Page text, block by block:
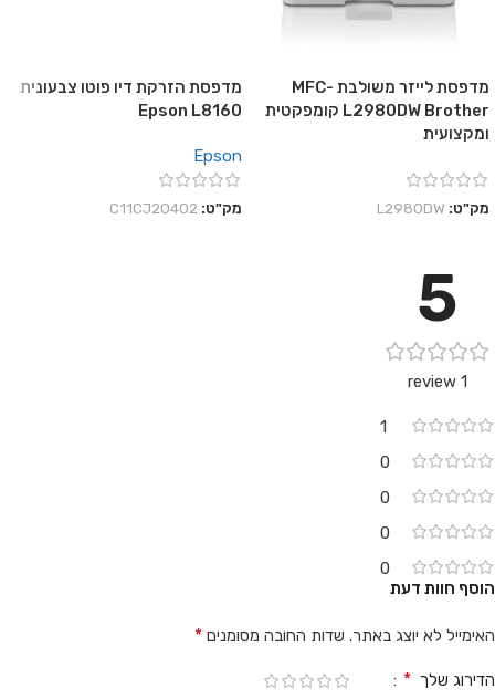
מדפסת לייזר משולבת MFC-
L2980DW Brother קומפקטית
ומקצועית
מק"ט: L2980DW
מדפסת הזרקת דיו פוטו צבעונית
Epson L8160
Epson
מק"ט: C11CJ20402
5
1 review
1
0
0
0
0
הוסף חוות דעת
האימייל לא יוצג באתר. שדות החובה מסומנים *
הדירוג שלך *